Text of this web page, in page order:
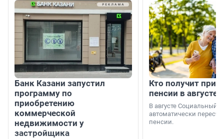
Банк Казани запустил
программу по
приобретению
коммерческой
недвижимости у
застройщика
Кто получит
пенсии в августе
В августе Социальный
автоматически
пенсии.